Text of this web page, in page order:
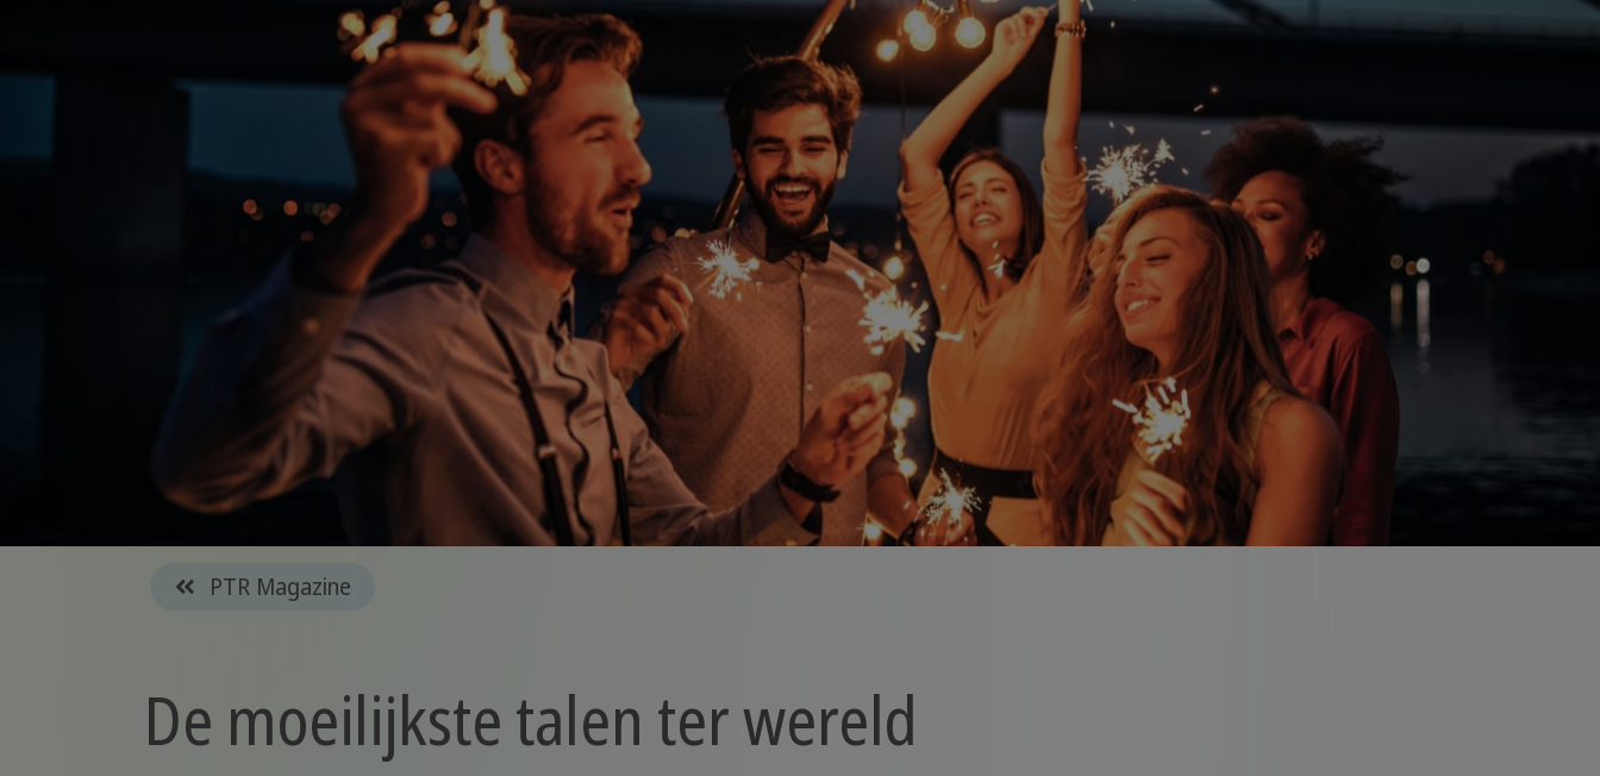
PTR Magazine
De moeilijkste talen ter wereld